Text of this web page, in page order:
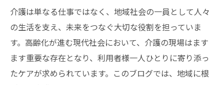
介護は単なる仕事ではなく、地域社会の一員として人々
の生活を支え、未来をつなぐ大切な役割を担っていま
す。高齢化が進む現代社会において、介護の現場はます
ます重要な存在となり、利用者様一人ひとりに寄り添っ
たケアが求められています。このブログでは、地域に根